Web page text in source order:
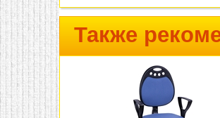
Также